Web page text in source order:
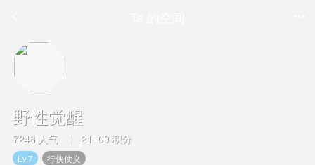
野性觉醒
7248 人气 | 21109 积分
Lv.7 行侠仗义